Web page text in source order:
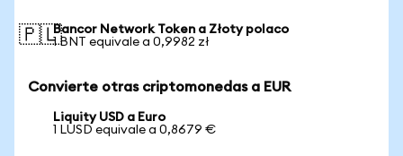
🇵🇱Bancor Network Token a Złoty polaco
1 BNT equivale a 0,9982 zł
Convierte otras criptomonedas a EUR
Liquity USD a Euro
1 LUSD equivale a 0,8679 €